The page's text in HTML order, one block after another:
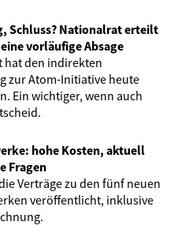
Schluss? Nationalrat erteilt
vorläufige Absage
hat den indirekten
zur Atom-Initiative heute
Ein wichtiger, wenn auch
hohe Kosten, aktuell
Fragen
Verträge zu den fünf neuen
veröffentlicht, inklusive